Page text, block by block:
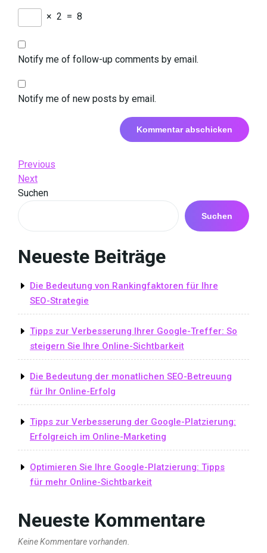
× 2 = 8
Notify me of follow-up comments by email.
Notify me of new posts by email.
Beitrags-
Navigation
Previous
Post
Previous
Next
Post
Next
Suchen
Suchen
Neueste Beiträge
Die Bedeutung von Rankingfaktoren für Ihre
SEO-Strategie
Tipps zur Verbesserung Ihrer Google-Treffer: So
steigern Sie Ihre Online-Sichtbarkeit
Die Bedeutung der monatlichen SEO-Betreuung
für Ihr Online-Erfolg
Tipps zur Verbesserung der Google-Platzierung:
Erfolgreich im Online-Marketing
Optimieren Sie Ihre Google-Platzierung: Tipps
für mehr Online-Sichtbarkeit
Neueste Kommentare
Keine Kommentare vorhanden.